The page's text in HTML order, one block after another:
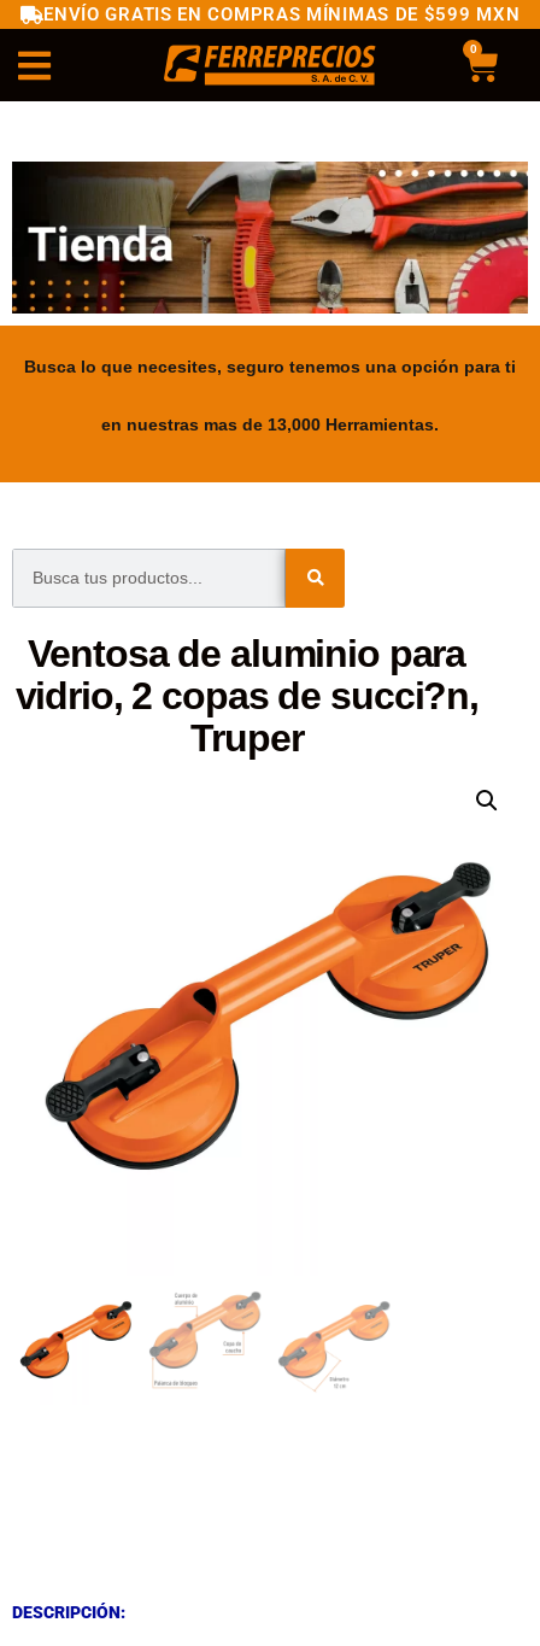
ENVÍO GRATIS EN COMPRAS MÍNIMAS DE $599 MXN
0
Busca lo que necesites, seguro tenemos una opción para ti
en nuestras mas de 13,000 Herramientas.
Ventosa de aluminio para
vidrio, 2 copas de succi?n,
Truper
DESCRIPCIÓN: